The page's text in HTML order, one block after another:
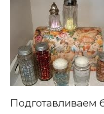
Подготавливаем